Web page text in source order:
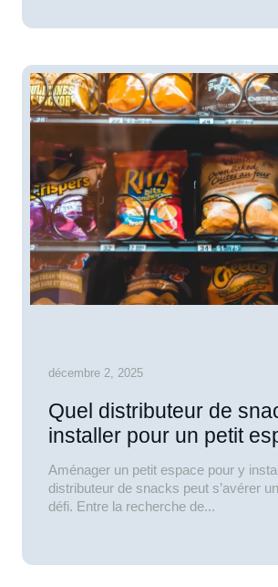
décembre 2, 2025
Quel distributeur de
installer pour un petit
Aménager un petit espace pour y
distributeur de snacks peut s’avérer
défi. Entre la recherche de...